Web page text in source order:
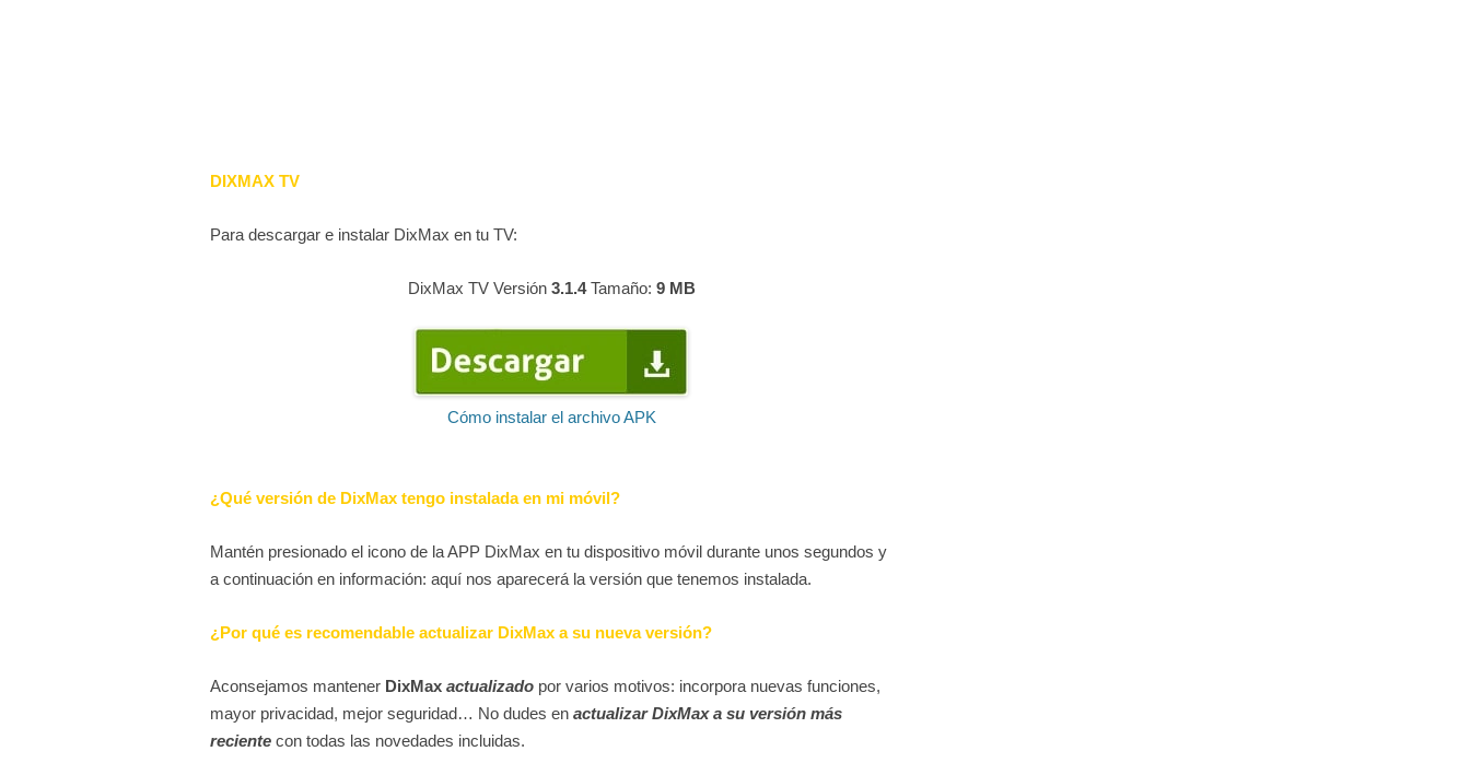
DIXMAX TV
Para descargar e instalar DixMax en tu TV:
DixMax TV Versión 3.1.4Tamaño: 9 MB
Cómo instalar el archivo APK
¿Qué versión de DixMax tengo instalada en mi móvil?
Mantén presionado el icono de la APP DixMax en tu dispositivo móvil durante unos segundos y
a continuación en información: aquí nos aparecerá la versión que tenemos instalada.
¿Por qué es recomendable actualizar DixMax a su nueva versión?
Aconsejamos mantener DixMax actualizado por varios motivos: incorpora nuevas funciones,
mayor privacidad, mejor seguridad… No dudes en actualizar DixMax a su versión más
reciente con todas las novedades incluidas.